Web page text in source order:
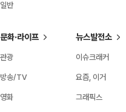
일반
문화·라이프
관광
방송/TV
영화
뉴스발전소
이슈크래커
요즘, 이거
그래픽스